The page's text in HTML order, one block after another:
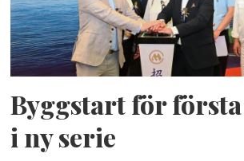
Byggstart för
i ny serie